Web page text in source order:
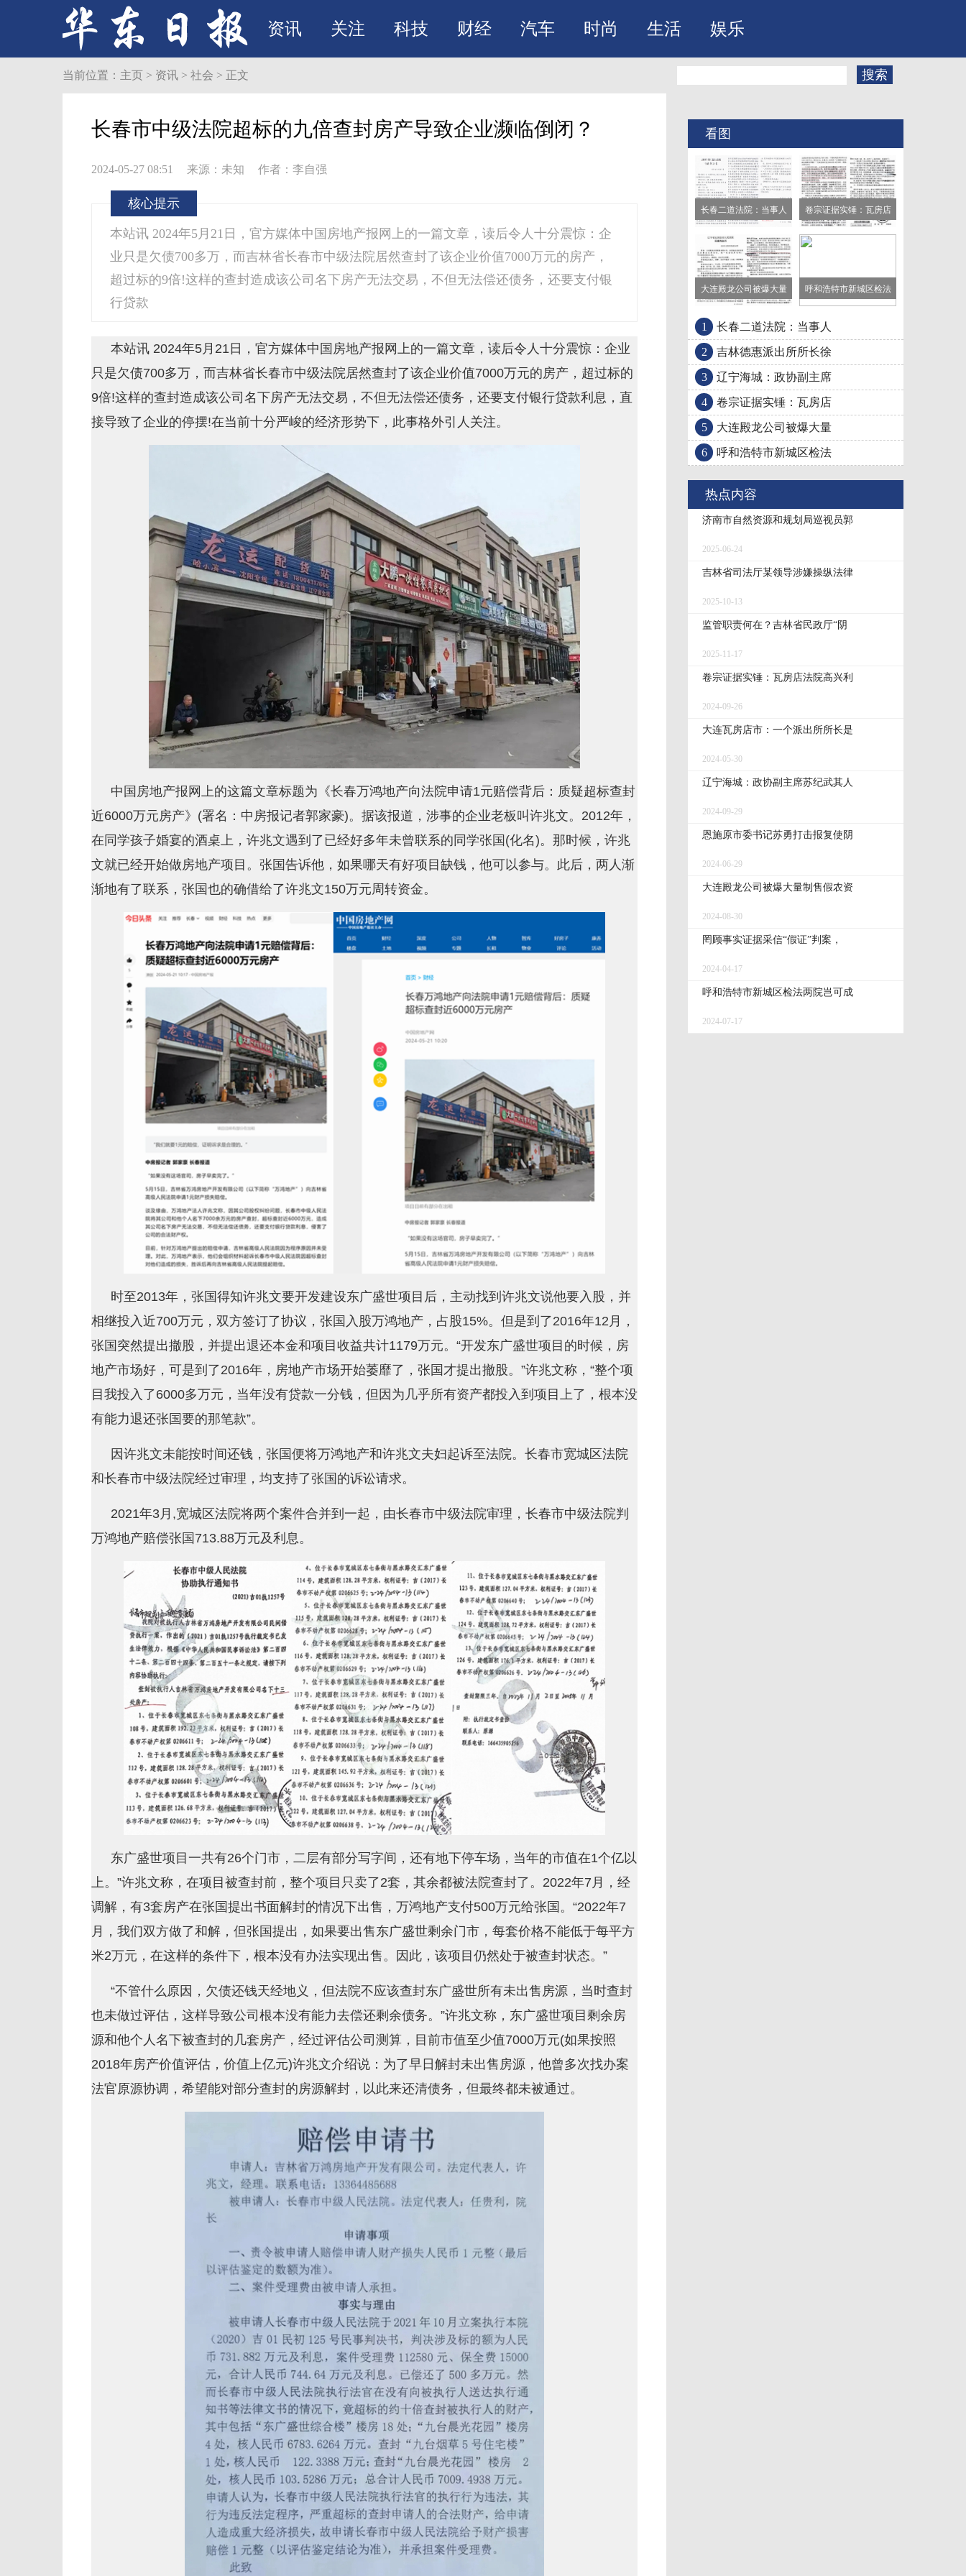
资讯 关注 科技 财经 汽车 时尚 生活 娱乐
当前位置： 主页 > 资讯 > 社会 > 正文
长春市中级法院超标的九倍查封房产导致企业濒临倒闭？
2024-05-27 08:51 来源：未知 作者：李自强
核心提示
本站讯 2024年5月21日，官方媒体中国房地产报网上的一篇文章，读后令人十分震惊：企
业只是欠债700多万，而吉林省长春市中级法院居然查封了该企业价值7000万元的房产，
超过标的9倍!这样的查封造成该公司名下房产无法交易，不但无法偿还债务，还要支付银
行贷款
本站讯 2024年5月21日，官方媒体中国房地产报网上的一篇文章，读后令人十分震惊：企业
只是欠债700多万，而吉林省长春市中级法院居然查封了该企业价值7000万元的房产，超过标的
9倍!这样的查封造成该公司名下房产无法交易，不但无法偿还债务，还要支付银行贷款利息，直
接导致了企业的停摆!在当前十分严峻的经济形势下，此事格外引人关注。
中国房地产报网上的这篇文章标题为《长春万鸿地产向法院申请1元赔偿背后：质疑超标查封
近6000万元房产》(署名：中房报记者郭家豪)。据该报道，涉事的企业老板叫许兆文。2012年，
在同学孩子婚宴的酒桌上，许兆文遇到了已经好多年未曾联系的同学张国(化名)。那时候，许兆
文就已经开始做房地产项目。张国告诉他，如果哪天有好项目缺钱，他可以参与。此后，两人渐
渐地有了联系，张国也的确借给了许兆文150万元周转资金。
时至2013年，张国得知许兆文要开发建设东广盛世项目后，主动找到许兆文说他要入股，并
相继投入近700万元，双方签订了协议，张国入股万鸿地产，占股15%。但是到了2016年12月，
张国突然提出撤股，并提出退还本金和项目收益共计1179万元。“开发东广盛世项目的时候，房
地产市场好，可是到了2016年，房地产市场开始萎靡了，张国才提出撤股。”许兆文称，“整个项
目我投入了6000多万元，当年没有贷款一分钱，但因为几乎所有资产都投入到项目上了，根本没
有能力退还张国要的那笔款”。
因许兆文未能按时间还钱，张国便将万鸿地产和许兆文夫妇起诉至法院。长春市宽城区法院
和长春市中级法院经过审理，均支持了张国的诉讼请求。
2021年3月,宽城区法院将两个案件合并到一起，由长春市中级法院审理，长春市中级法院判
万鸿地产赔偿张国713.88万元及利息。
东广盛世项目一共有26个门市，二层有部分写字间，还有地下停车场，当年的市值在1个亿以
上。”许兆文称，在项目被查封前，整个项目只卖了2套，其余都被法院查封了。2022年7月，经
调解，有3套房产在张国提出书面解封的情况下出售，万鸿地产支付500万元给张国。“2022年7
月，我们双方做了和解，但张国提出，如果要出售东广盛世剩余门市，每套价格不能低于每平方
米2万元，在这样的条件下，根本没有办法实现出售。因此，该项目仍然处于被查封状态。”
“不管什么原因，欠债还钱天经地义，但法院不应该查封东广盛世所有未出售房源，当时查封
也未做过评估，这样导致公司根本没有能力去偿还剩余债务。”许兆文称，东广盛世项目剩余房
源和他个人名下被查封的几套房产，经过评估公司测算，目前市值至少值7000万元(如果按照
2018年房产价值评估，价值上亿元)许兆文介绍说：为了早日解封未出售房源，他曾多次找办案
法官原源协调，希望能对部分查封的房源解封，以此来还清债务，但最终都未被通过。
看图
长春二道法院：当事人 卷宗证据实锤：瓦房店
大连殿龙公司被爆大量 呼和浩特市新城区检法
1 长春二道法院：当事人
2 吉林德惠派出所所长徐
3 辽宁海城：政协副主席
4 卷宗证据实锤：瓦房店
5 大连殿龙公司被爆大量
6 呼和浩特市新城区检法
热点内容
济南市自然资源和规划局巡视员郭
2025-06-24
吉林省司法厅某领导涉嫌操纵法律
2025-10-13
监管职责何在？吉林省民政厅“阴
2025-11-17
卷宗证据实锤：瓦房店法院高兴利
2024-09-26
大连瓦房店市：一个派出所所长是
2024-05-30
辽宁海城：政协副主席苏纪武其人
2024-09-29
恩施原市委书记苏勇打击报复使阴
2024-06-29
大连殿龙公司被爆大量制售假农资
2024-08-30
罔顾事实证据采信“假证”判案，
2024-04-17
呼和浩特市新城区检法两院岂可成
2024-07-17